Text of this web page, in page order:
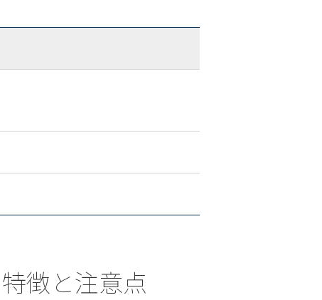
徴と注意点